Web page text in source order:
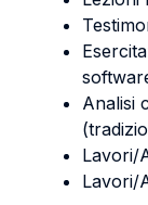
Analisi
Lavori/
Lavori/